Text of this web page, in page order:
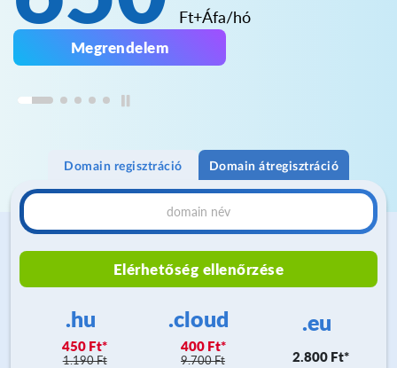
Megrendelem
Ft+Áfa/hó
Domain regisztráció Domain átregisztráció
Elérhetőség ellenőrzése
.hu
450 Ft
1.190 Ft
.cloud
400 Ft
9.700 Ft
.eu
2.800 Ft